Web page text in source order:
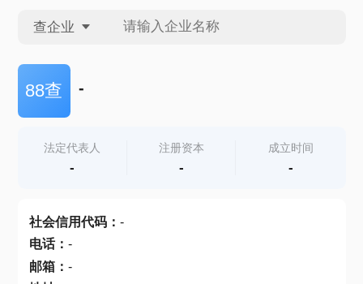
查企业
查企业
查产地
88查 -
法定代表人
-
注册资本
-
成立时间
-
社会信用代码： -
电话： -
邮箱： -